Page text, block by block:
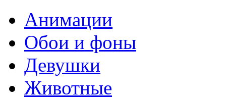
Анимации
Обои и фоны
Девушки
Животные